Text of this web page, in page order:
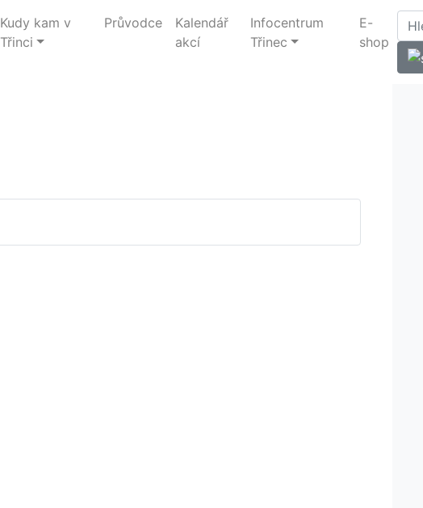
Kudy kam v
Třinci
Průvodce
Kalendář
akcí
Infocentrum
Třinec
E-
shop